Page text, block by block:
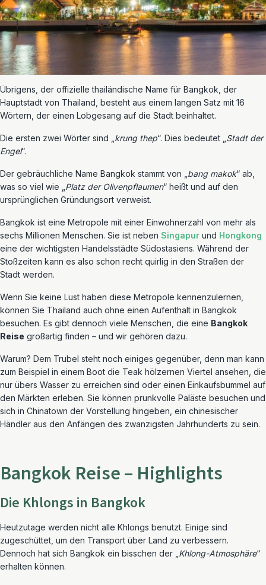
Übrigens, der offizielle thailändische Name für Bangkok, der
Hauptstadt von Thailand, besteht aus einem langen Satz mit 16
Wörtern, der einen Lobgesang auf die Stadt beinhaltet.
Die ersten zwei Wörter sind „ krung thep“. Dies bedeutet „ Stadt der
Engel“.
Der gebräuchliche Name Bangkok stammt von „ bang makok“ ab,
was so viel wie „ Platz der Olivenpflaumen“ heißt und auf den
ursprünglichen Gründungsort verweist.
Bangkok ist eine Metropole mit einer Einwohnerzahl von mehr als
sechs Millionen Menschen. Sie ist neben Singapur und Hongkong
eine der wichtigsten Handelsstädte Südostasiens. Während der
Stoßzeiten kann es also schon recht quirlig in den Straßen der
Stadt werden.
Wenn Sie keine Lust haben diese Metropole kennenzulernen,
können Sie Thailand auch ohne einen Aufenthalt in Bangkok
besuchen. Es gibt dennoch viele Menschen, die eine Bangkok
Reise großartig finden – und wir gehören dazu.
Warum? Dem Trubel steht noch einiges gegenüber, denn man kann
zum Beispiel in einem Boot die Teak hölzernen Viertel ansehen, die
nur übers Wasser zu erreichen sind oder einen Einkaufsbummel auf
den Märkten erleben. Sie können prunkvolle Paläste besuchen und
sich in Chinatown der Vorstellung hingeben, ein chinesischer
Händler aus den Anfängen des zwanzigsten Jahrhunderts zu sein.
Bangkok Reise – Highlights
Die Khlongs in Bangkok
Heutzutage werden nicht alle Khlongs benutzt. Einige sind
zugeschüttet, um den Transport über Land zu verbessern.
Dennoch hat sich Bangkok ein bisschen der „ Khlong-Atmosphäre“
erhalten können.